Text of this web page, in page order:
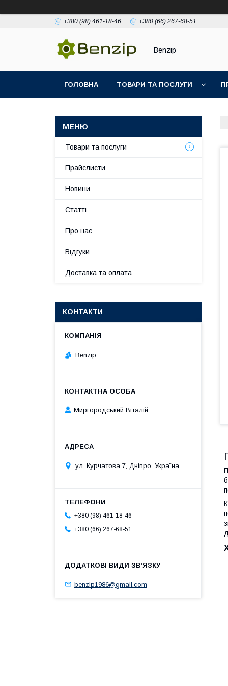
+380 (98) 461-18-46 +380 (66) 267-68-51
Benzip
ГОЛОВНА ТОВАРИ ТА ПОСЛУГИ
Товари та послуги
Прайслисти
Новини
Статті
Про нас
Відгуки
Доставка та оплата
КОНТАКТИ
Benzip
Миргородський Віталій
ул. Курчатова 7, Дніпро, Україна
+380 (98) 461-18-46
+380 (66) 267-68-51
benzip1986@gmail.com